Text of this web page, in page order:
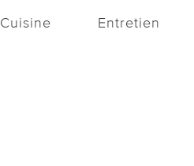
Cuisine Entretien